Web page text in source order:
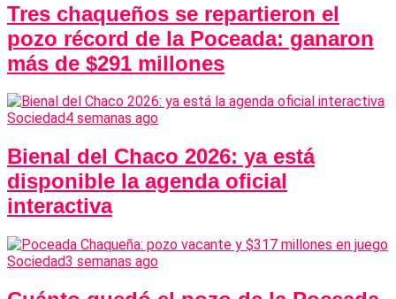
Tres chaqueños se repartieron el
pozo récord de la Poceada: ganaron
más de $291 millones
Sociedad4 semanas ago
Bienal del Chaco 2026: ya está
disponible la agenda oficial
interactiva
Sociedad3 semanas ago